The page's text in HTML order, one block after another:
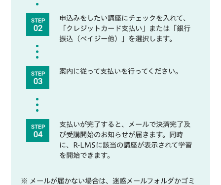
申込みをしたい講座にチェックを入れて、
「クレジットカード支払い」または「銀行
振込（ペイジー他）」を選択します。
案内に従って支払いを行ってください。
支払いが完了すると、メールで決済完了及
び受講開始のお知らせが届きます。同時
に、R-LMSに該当の講座が表示されて学習
を開始できます。
※ メールが届かない場合は、迷惑メールフォルダかゴミ